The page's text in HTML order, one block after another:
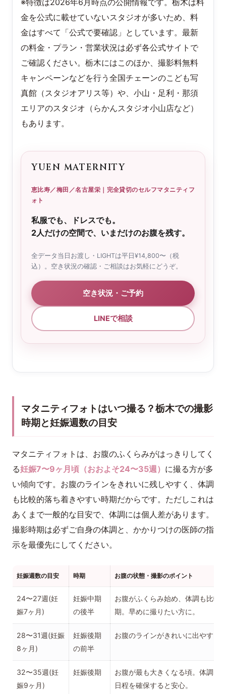
※特徴は2026年6月時点の公開情報です。栃木は料
金を公式に載せていないスタジオが多いため、料
金はすべて「公式で要確認」としています。最新
の料金・プラン・営業状況は必ず各公式サイトで
ご確認ください。栃木にはこのほか、撮影料無料
キャンペーンなどを行う全国チェーンのこども写
真館（スタジオアリス等）や、小山・足利・那須
エリアのスタジオ（らかんスタジオ小山店など）
もあります。
YUEN MATERNITY
恵比寿／梅田／名古屋栄｜完全貸切のセルフマタニティフ
ォト
私服でも、ドレスでも。
2人だけの空間で、いまだけのお腹を残す。
全データ当日お渡し・LIGHTは平日¥14,800〜（税
込）。空き状況の確認・ご相談はお気軽にどうぞ。
空き状況・ご予約
LINEで相談
マタニティフォトはいつ撮る？栃木での撮影
時期と妊娠週数の目安
マタニティフォトは、お腹のふくらみがはっきりしてく
る妊娠7〜9ヶ月頃（おおよそ24〜35週） に撮る方が多
い傾向です。お腹のラインをきれいに残しやすく、体調
も比較的落ち着きやすい時期だからです。ただしこれは
あくまで一般的な目安で、体調には個人差があります。
撮影時期は必ずご自身の体調と、かかりつけの医師の指
示を最優先にしてください。
妊娠週数の目安 時期 お腹の状態・撮影のポイント
24〜27週(妊
娠7ヶ月)
妊娠中期
の後半
お腹がふくらみ始め、体調も比較
期。早めに撮りたい方に。
28〜31週(妊娠
8ヶ月)
妊娠後期
の前半
お腹のラインがきれいに出やすく
32〜35週(妊
娠9ヶ月)
妊娠後期
お腹が最も大きくなる頃。体調と
日程を確保すると安心。